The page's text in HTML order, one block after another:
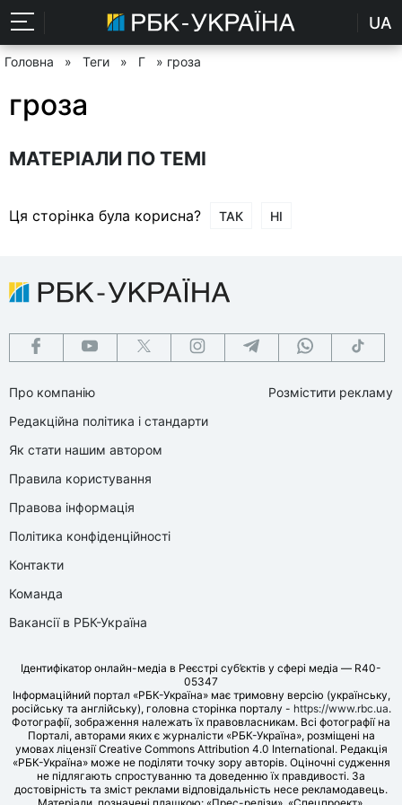
UA
Головна » Теги » Г » гроза
гроза
МАТЕРІАЛИ ПО ТЕМІ
Ця сторінка була корисна? ТАК НІ
Про компанію
Редакційна політика і стандарти
Як стати нашим автором
Правила користування
Правова інформація
Політика конфіденційності
Контакти
Команда
Вакансії в РБК-Україна
Розмістити рекламу
Ідентифікатор онлайн-медіа в Реєстрі суб’єктів у сфері медіа — R40-
05347
Інформаційний портал «РБК-Україна» має тримовну версію (українську,
російську та англійську), головна сторінка порталу - https://www.rbc.ua.
Фотографії, зображення належать їх правовласникам. Всі фотографії на
Порталі, авторами яких є журналісти «РБК-Україна», розміщені на
умовах ліцензії Creative Commons Attribution 4.0 International. Редакція
«РБК-Україна» може не поділяти точку зору авторів. Оціночні судження
не підлягають спростуванню та доведенню їх правдивості. За
достовірність та зміст реклами відповідальність несе рекламодавець.